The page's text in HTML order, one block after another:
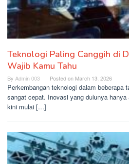
Teknologi Paling Canggih di
Wajib Kamu Tahu
By Admin 003 Posted on March 13, 2026
Perkembangan teknologi dalam beberapa
sangat cepat. Inovasi yang dulunya
kini mulai […]